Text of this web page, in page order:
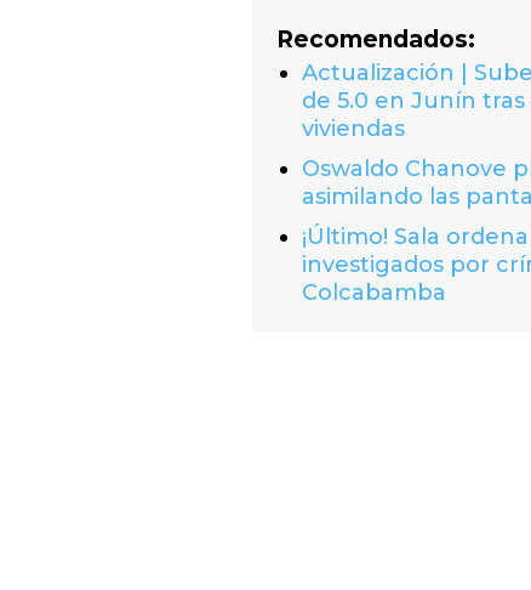
Recomendados:
Actualización |
de 5.0 en Junín
viviendas
Oswaldo Chanove
asimilando las
¡Último! Sala
investigados por
Colcabamba